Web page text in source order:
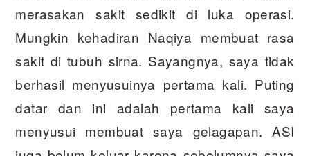
merasakan sakit sedikit di luka operasi.
Mungkin kehadiran Naqiya membuat rasa
sakit di tubuh sirna. Sayangnya, saya tidak
berhasil menyusuinya pertama kali. Puting
datar dan ini adalah pertama kali saya
menyusui membuat saya gelagapan. ASI